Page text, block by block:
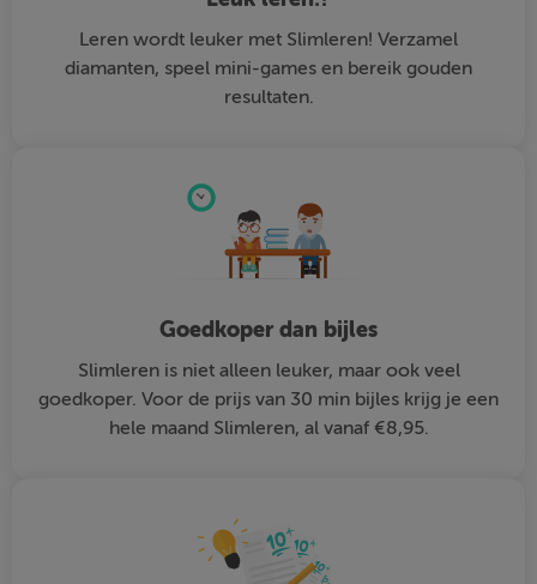
Leren wordt leuker met Slimleren! Verzamel
diamanten, speel mini-games en bereik gouden
resultaten.
Goedkoper dan bijles
Slimleren is niet alleen leuker, maar ook veel
goedkoper. Voor de prijs van 30 min bijles krijg je een
hele maand Slimleren, al vanaf €8,95.